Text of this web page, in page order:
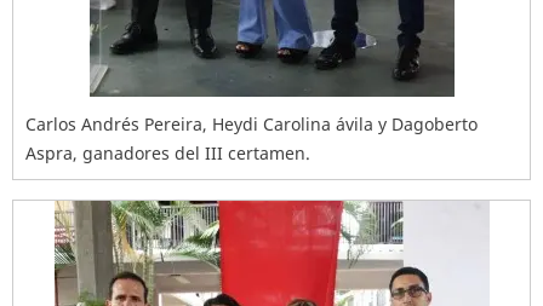
Carlos Andrés Pereira, Heydi Carolina ávila y Dagoberto
Aspra, ganadores del III certamen.